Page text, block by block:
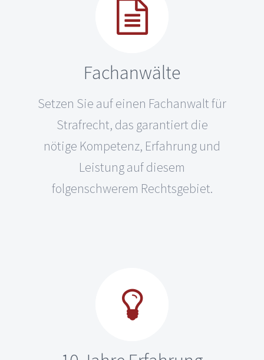
Fachanwälte
Setzen Sie auf einen Fachanwalt für
Strafrecht, das garantiert die
nötige Kompetenz, Erfahrung und
Leistung auf diesem
folgenschwerem Rechtsgebiet.